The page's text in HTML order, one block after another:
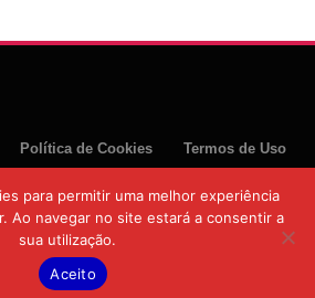
Política de Cookies
Termos de Uso
Todos os direitos reservados.
para permitir uma melhor experiência
Ao navegar no site estará a consentir a
sua utilização.
Aceito